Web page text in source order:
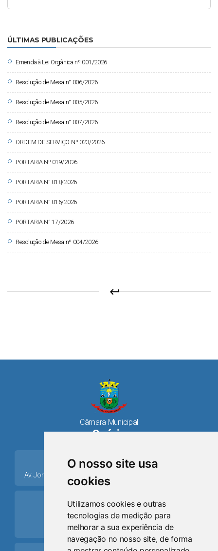
O nosso site usa
cookies
Utilizamos cookies e outras
tecnologias de medição para
melhorar a sua experiência de
navegação no nosso site, de forma
ÚLTIMAS PUBLICAÇÕES
circle Emenda à Lei Orgânica nº 001/2026
circle Resolução de Mesa n° 006/2026
circle Resolução de Mesa n° 005/2026
circle Resolução de Mesa n° 007/2026
circle ORDEM DE SERVIÇO Nº 023/2026
circle PORTARIA Nº 019/2026
circle PORTARIA N° 018/2026
circle PORTARIA N° 016/2026
circle PORTARIA N° 17/2026
circle Resolução de Mesa nº 004/2026
keyboard_return
Câmara Municipal
Osório
place
Av. Jorge Dariva, 1211, Centro CEP: 95520.000 - Osório/RS
ring_volume
Telefone
(51) 9 8024-0884